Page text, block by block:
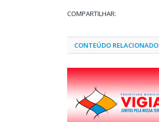
COMPARTILHAR:
CONTEÚDO RELACIONADO